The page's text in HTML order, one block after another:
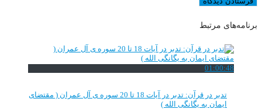
برنامه‌های مرتبط
01:00:48
تدبر در قرآن: تدبر در آیات 18 تا 20 سوره ی آل عمران ( مقتضای
ایمان به یگانگی الله )